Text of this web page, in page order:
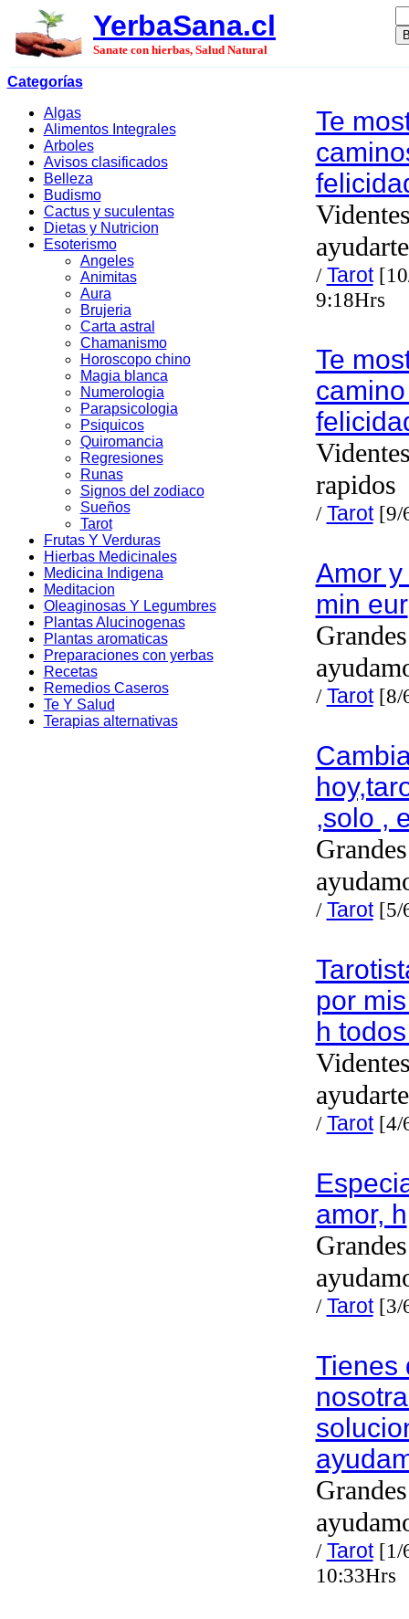
YerbaSana.cl
Sanate con hierbas, Salud Natural
Categorías
Algas
Alimentos Integrales
Arboles
Avisos clasificados
Belleza
Budismo
Cactus y suculentas
Dietas y Nutricion
Esoterismo
Angeles
Animitas
Aura
Brujeria
Carta astral
Chamanismo
Horoscopo chino
Magia blanca
Numerologia
Parapsicologia
Psiquicos
Quiromancia
Regresiones
Runas
Signos del zodiaco
Sueños
Tarot
Frutas Y Verduras
Hierbas Medicinales
Medicina Indigena
Meditacion
Oleaginosas Y Legumbres
Plantas Alucinogenas
Plantas aromaticas
Preparaciones con yerbas
Recetas
Remedios Caseros
Te Y Salud
Terapias alternativas
Te
ayudarte
/Tarot
9:18Hrs
Te
rapidos
/Tarot[9/
Amor
min eur
/Tarot[8/
,solo ,
/Tarot[5/
por
h
ayudarte
/Tarot[4/
amor, h
/Tarot[3/
Tienes
/Tarot[1/
10:33Hrs